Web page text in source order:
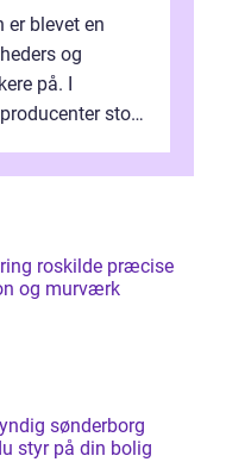
blevet en
og
på. I
stort,
præcise
og murværk
sønderborg
styr på din bolig